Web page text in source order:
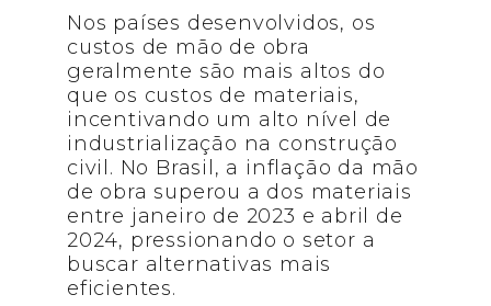
Nos países desenvolvidos, os
custos de mão de obra
geralmente são mais altos do
que os custos de materiais,
incentivando um alto nível de
industrialização na construção
civil. No Brasil, a inflação da mão
de obra superou a dos materiais
entre janeiro de 2023 e abril de
2024, pressionando o setor a
buscar alternativas mais
eficientes.